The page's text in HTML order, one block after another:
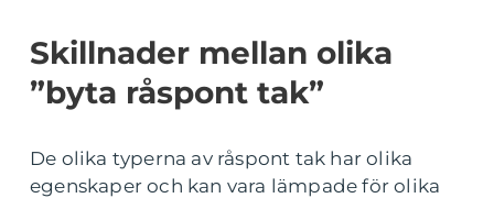
Skillnader mellan olika
”byta råspont tak”
De olika typerna av råspont tak har olika
egenskaper och kan vara lämpade för olika